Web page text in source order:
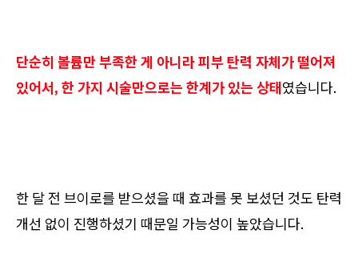
단순히 볼륨만 부족한 게 아니라 피부 탄력 자체가 떨어져
있어서, 한 가지 시술만으로는 한계가 있는 상태였습니다.
한 달 전 브이로를 받으셨을 때 효과를 못 보셨던 것도 탄력
개선 없이 진행하셨기 때문일 가능성이 높았습니다.